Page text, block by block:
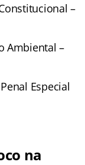
–
Ambiental –
Especial
na